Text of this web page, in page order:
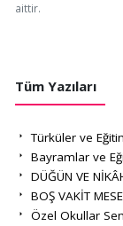
aittir.
Tüm Yazıları
Türküler ve
Bayramlar ve
DÜĞÜN VE
BOŞ VAKİT
Özel Okullar